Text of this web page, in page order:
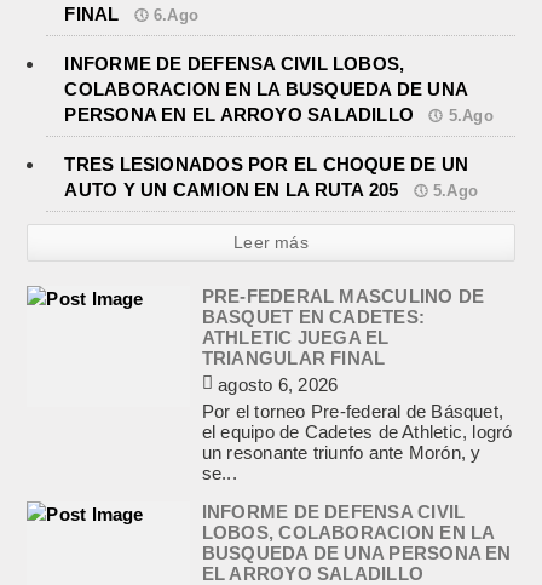
FINAL
6.Ago
INFORME DE DEFENSA CIVIL LOBOS,
COLABORACION EN LA BUSQUEDA DE UNA
PERSONA EN EL ARROYO SALADILLO
5.Ago
TRES LESIONADOS POR EL CHOQUE DE UN
AUTO Y UN CAMION EN LA RUTA 205
5.Ago
Leer más
PRE-FEDERAL MASCULINO DE
BASQUET EN CADETES:
ATHLETIC JUEGA EL
TRIANGULAR FINAL
agosto 6, 2026
Por el torneo Pre-federal de Básquet,
el equipo de Cadetes de Athletic, logró
un resonante triunfo ante Morón, y
se...
INFORME DE DEFENSA CIVIL
LOBOS, COLABORACION EN LA
BUSQUEDA DE UNA PERSONA EN
EL ARROYO SALADILLO